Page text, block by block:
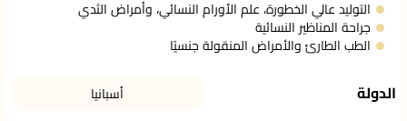
التوليد عالي الخطورة، علم الأورام النسائي، وأمراض الثدي
جراحة المناظير النسائية
الطب الطارئ والأمراض المنقولة جنسيًا
الدولة أسبانيا